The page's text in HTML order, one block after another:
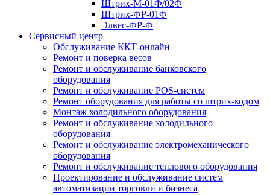
Штрих-М-01Ф/02Ф
Штрих-ФР-01Ф
Элвес-ФР-Ф
Сервисный центр
Обслуживание ККТ-онлайн
Ремонт и поверка весов
Ремонт и обслуживание банковского
оборудования
Ремонт и обслуживание POS-систем
Ремонт оборудования для работы со штрих-кодом
Монтаж холодильного оборудования
Ремонт и обслуживание холодильного
оборудования
Ремонт и обслуживание электромеханического
оборудования
Ремонт и обслуживание теплового оборудования
Проектирование и обслуживание систем
автоматизации торговли и бизнеса